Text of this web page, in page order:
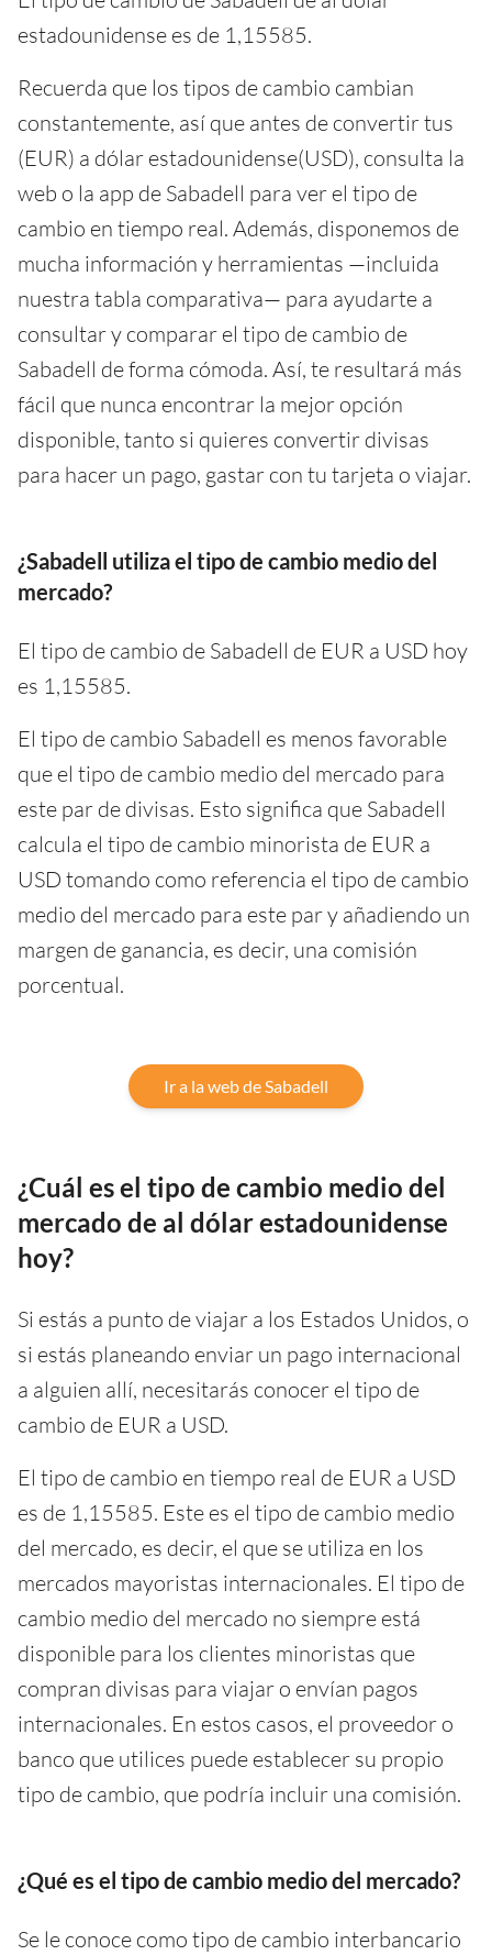
estadounidense es de 1,15585.
Recuerda que los tipos de cambio cambian
constantemente, así que antes de convertir tus
(EUR) a dólar estadounidense(USD), consulta la
web o la app de Sabadell para ver el tipo de
cambio en tiempo real. Además, disponemos de
mucha información y herramientas —incluida
nuestra tabla comparativa— para ayudarte a
consultar y comparar el tipo de cambio de
Sabadell de forma cómoda. Así, te resultará más
fácil que nunca encontrar la mejor opción
disponible, tanto si quieres convertir divisas
para hacer un pago, gastar con tu tarjeta o viajar.
¿Sabadell utiliza el tipo de cambio medio del
mercado?
El tipo de cambio de Sabadell de EUR a USD hoy
es 1,15585.
El tipo de cambio Sabadell es menos favorable
que el tipo de cambio medio del mercado para
este par de divisas. Esto significa que Sabadell
calcula el tipo de cambio minorista de EUR a
USD tomando como referencia el tipo de cambio
medio del mercado para este par y añadiendo un
margen de ganancia, es decir, una comisión
porcentual.
Ir a la web de Sabadell
¿Cuál es el tipo de cambio medio del
mercado de al dólar estadounidense
hoy?
Si estás a punto de viajar a los Estados Unidos, o
si estás planeando enviar un pago internacional
a alguien allí, necesitarás conocer el tipo de
cambio de EUR a USD.
El tipo de cambio en tiempo real de EUR a USD
es de 1,15585. Este es el tipo de cambio medio
del mercado, es decir, el que se utiliza en los
mercados mayoristas internacionales. El tipo de
cambio medio del mercado no siempre está
disponible para los clientes minoristas que
compran divisas para viajar o envían pagos
internacionales. En estos casos, el proveedor o
banco que utilices puede establecer su propio
tipo de cambio, que podría incluir una comisión.
¿Qué es el tipo de cambio medio del mercado?
Se le conoce como tipo de cambio interbancario